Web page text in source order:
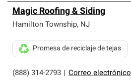
Magic Roofing & Siding
Hamilton Township, NJ
(888) 314-2793 Correo electrónico
Promesa de reciclaje de tejas